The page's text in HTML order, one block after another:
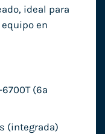
ideal para
en
(6ª
(integrada)